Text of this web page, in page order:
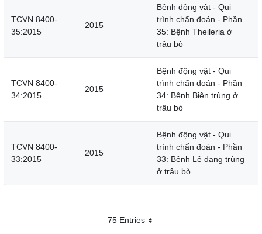
TCVN 8400-
35:2015
2015
Bệnh động vật - Qui
trình chẩn đoán - Phần
35: Bệnh Theileria ở
trâu bò
TCVN 8400-
34:2015
2015
Bệnh động vật - Qui
trình chẩn đoán - Phần
34: Bệnh Biên trùng ở
trâu bò
TCVN 8400-
33:2015
2015
Bệnh động vật - Qui
trình chẩn đoán - Phần
33: Bệnh Lê dạng trùng
ở trâu bò
75 EntriesMỗi trang